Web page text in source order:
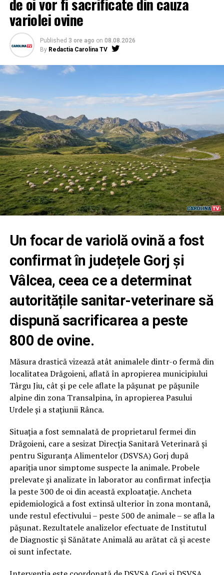
variolei ovine
Published 3 ore ago on 08.08.2026
By Redactia Carolina TV
Un focar de variolă ovină a fost
confirmat în județele Gorj și
Vâlcea, ceea ce a determinat
autoritățile sanitar-veterinare să
dispună sacrificarea a peste
800 de ovine.
Măsura drastică vizează atât animalele dintr-o fermă din
localitatea Drăgoieni, aflată în apropierea municipiului
Târgu Jiu, cât și pe cele aflate la pășunat pe pășunile
alpine din zona Transalpina, în apropierea Pasului
Urdele și a stațiunii Rânca.
Situația a fost semnalată de proprietarul fermei din
Drăgoieni, care a sesizat Direcția Sanitară Veterinară și
pentru Siguranța Alimentelor (DSVSA) Gorj după
apariția unor simptome suspecte la animale. Probele
prelevate și analizate în laborator au confirmat infecția
la peste 300 de oi din această exploatație. Ancheta
epidemiologică a fost extinsă ulterior în zona montană,
unde restul efectivului – peste 500 de animale – se afla la
pășunat. Rezultatele analizelor efectuate de Institutul
de Diagnostic și Sănătate Animală au arătat că și aceste
oi sunt infectate.